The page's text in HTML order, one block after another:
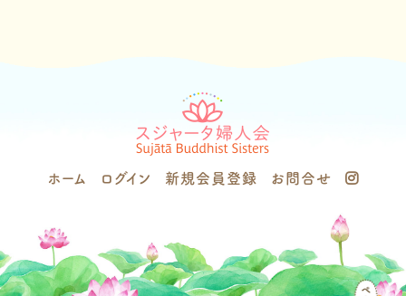
ホーム ログイン 新規会員登録 お問合せ